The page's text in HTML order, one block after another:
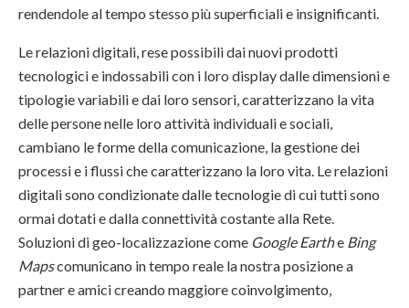
rendendole al tempo stesso più superficiali e insignificanti.
Le relazioni digitali, rese possibili dai nuovi prodotti
tecnologici e indossabili con i loro display dalle dimensioni e
tipologie variabili e dai loro sensori, caratterizzano la vita
delle persone nelle loro attività individuali e sociali,
cambiano le forme della comunicazione, la gestione dei
processi e i flussi che caratterizzano la loro vita. Le relazioni
digitali sono condizionate dalle tecnologie di cui tutti sono
ormai dotati e dalla connettività costante alla Rete.
Soluzioni di geo-localizzazione come Google Earthe Bing
Mapscomunicano in tempo reale la nostra posizione a
partner e amici creando maggiore coinvolgimento,